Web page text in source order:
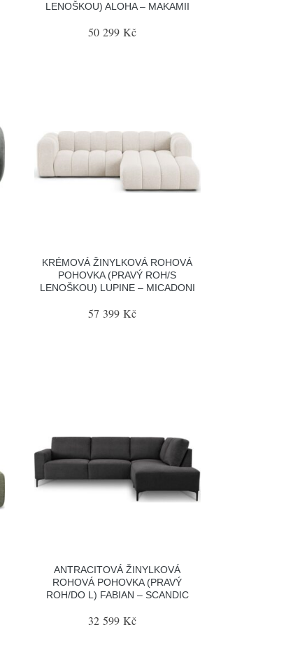
LENOŠKOU) ALOHA – MAKAMII
50 299 Kč
KRÉMOVÁ ŽINYLKOVÁ ROHOVÁ
POHOVKA (PRAVÝ ROH/S
LENOŠKOU) LUPINE – MICADONI
57 399 Kč
ANTRACITOVÁ ŽINYLKOVÁ
ROHOVÁ POHOVKA (PRAVÝ
ROH/DO L) FABIAN – SCANDIC
32 599 Kč